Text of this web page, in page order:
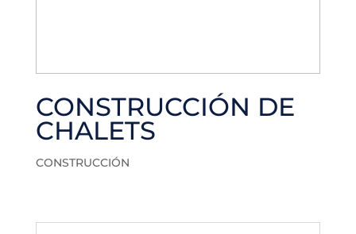
CONSTRUCCIÓN DE
CHALETS
CONSTRUCCIÓN